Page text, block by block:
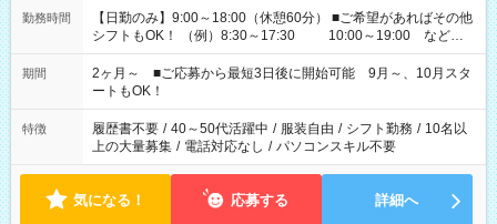
勤務時間
【日勤のみ】9:00～18:00（休憩60分） ■ご希望があればその他
シフトもOK！ （例）8:30～17:30 10:00～19:00 など
「家族とお休みを合わせたい」 「余裕を持って夕飯の準備がし
たい」 「できれば残業はしたくない」 など、ご希望があれば教
えてくださいね。 ※Wワーク希望の方へ 今ご覧のお仕事で希望
する勤務時間と、もう1つのお仕事の勤務時間。 合計で週40時
間を超える場合は応募できません
期間
2ヶ月～ ■ご応募から最短3日後に開始可能 9月～、10月スタ
ートもOK！
特徴 履歴書不要 / 40～50代活躍中 / 服装自由 / シフト勤務 / 10名以
上の大量募集 / 電話対応なし / パソコンスキル不要
気になる！ 応募する 詳細へ